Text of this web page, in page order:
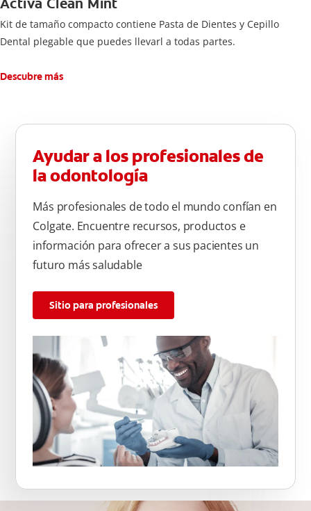
Kit de tamaño compacto contiene Pasta de Dientes y Cepillo
Dental plegable que puedes llevarl a todas partes.
Descubre más
Ayudar a los profesionales de
la odontología
Más profesionales de todo el mundo confían en
Colgate. Encuentre recursos, productos e
información para ofrecer a sus pacientes un
futuro más saludable
Sitio para profesionales